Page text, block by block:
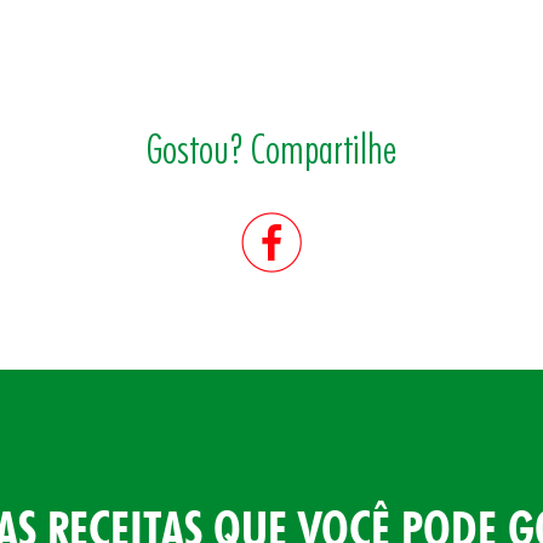
Gostou? Compartilhe
RECEITAS QUE VOCÊ PODE